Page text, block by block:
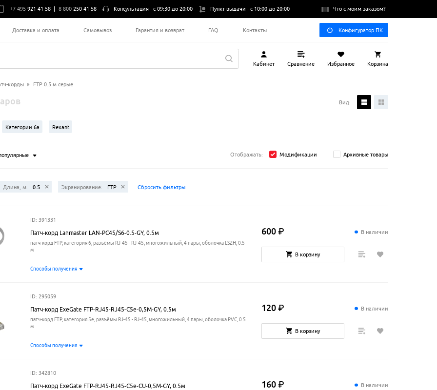
+7 495 921-41-58 8 800 250-41-58 Консультация -с 09:30 до 20:00 Пункт выдачи -с 10:00 до 20:00 Что с моим заказом?
Доставка и оплата Самовывоз Гарантия и возврат FAQ Контакты Конфигуратор ПК
Кабинет Сравнение Избранное Корзина
корды FTP 0.5 м серые
Вид:
Категории 6a Rexant
Отображать: Модификации Архивные товары
Длина, м: 0.5 Экранирование: FTP Сбросить фильтры
ID: 391331
Патч-корд Lanmaster LAN-PC45/S6-0.5-GY, 0.5м
патч-корд FTP, категория 6, разъёмы RJ-45 - RJ-45, многожильный, 4 пары, оболочка LSZH, 0.5
м
Способы получения
В наличии
600 ₽
В корзину
ID: 295059
Патч-корд ExeGate FTP-RJ45-RJ45-C5e-0,5M-GY, 0.5м
патч-корд FTP, категория 5e, разъёмы RJ-45 - RJ-45, многожильный, 4 пары, оболочка PVC, 0.5
м
Способы получения
В наличии
120 ₽
В корзину
ID: 342810
Патч-корд ExeGate FTP-RJ45-RJ45-C5e-CU-0,5M-GY, 0.5м В наличии
160 ₽